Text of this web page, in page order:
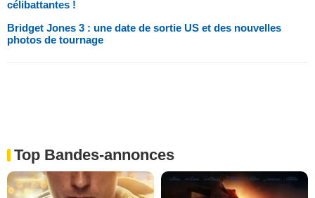
célibattantes !
Bridget Jones 3 : une date de sortie US et des nouvelles
photos de tournage
Top Bandes-annonces